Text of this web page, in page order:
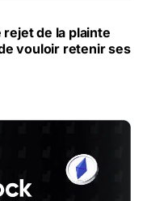
rejet de la plainte
vouloir retenir ses